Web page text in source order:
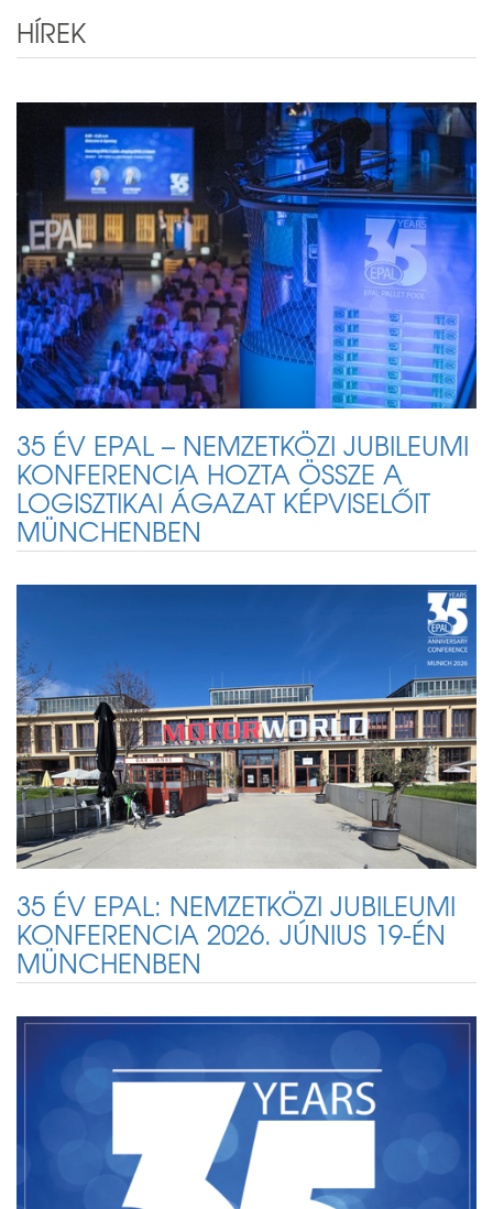
HÍREK
35 ÉV EPAL – NEMZETKÖZI JUBILEUMI
KONFERENCIA HOZTA ÖSSZE A
LOGISZTIKAI ÁGAZAT KÉPVISELŐIT
MÜNCHENBEN
35 ÉV EPAL: NEMZETKÖZI JUBILEUMI
KONFERENCIA 2026. JÚNIUS 19-ÉN
MÜNCHENBEN